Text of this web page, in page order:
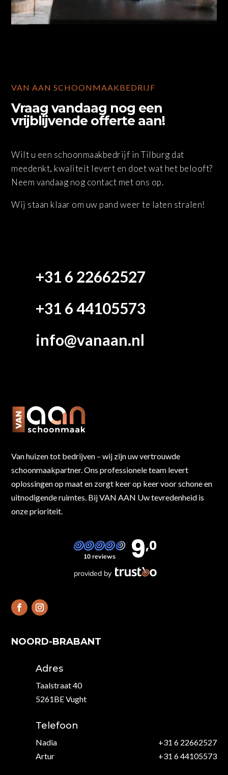
VAN AAN SCHOONMAAKBEDRIJF
Vraag vandaag nog een
vrijblijvende offerte aan!
Wilt u een schoonmaakbedrijf in Tilburg dat
meedenkt, kwaliteit levert en doet wat het belooft?
Neem vandaag nog contact met ons op.
Wij staan klaar om uw pand weer te laten stralen!
+31 6 22662527
+31 6 44105573
info@vanaan.nl
Van huizen tot bedrijven – wij zijn uw vertrouwde
schoonmaakpartner. Ons professionele team levert
oplossingen op maat en zorgt keer op keer voor schone en
uitnodigende ruimtes. Bij VAN AAN Uw tevredenheid is
onze prioriteit.
10 reviews 9,0
provided by
NOORD-BRABANT
Adres
Taalstraat 40
5261BE Vught
Telefoon
Nadia
+31 6 22662527
Artur
+31 6 44105573